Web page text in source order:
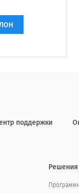
поддержки
Решения